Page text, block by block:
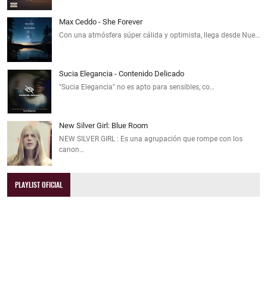
Max Ceddo - She Forever
Con una atmósfera súper cálida y optimista, llega desde Nue…
Sucia Elegancia - Contenido Delicado
"Sucia Elegancia" no es apto para sensibles, co…
New Silver Girl: Blue Room
NEW SILVER GIRL : Es una agrupación que rompe con los
canon…
PLAYLIST OFICIAL